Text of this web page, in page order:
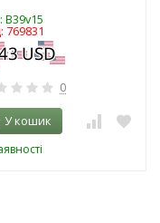
B39v15
769831
0
У кошик